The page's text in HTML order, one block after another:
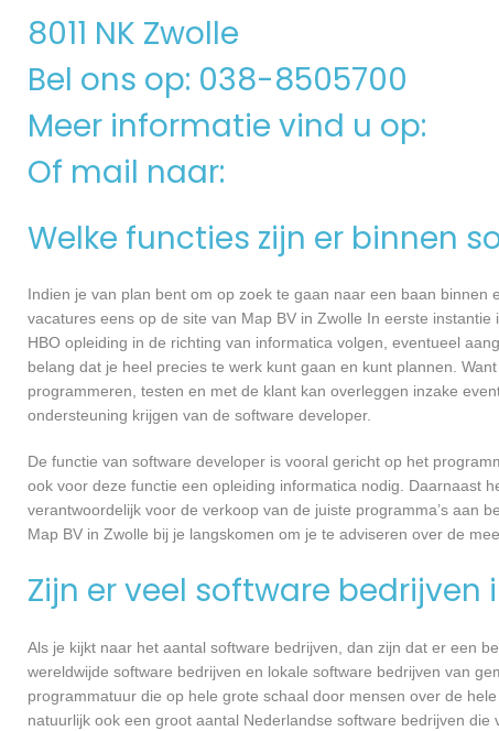
8011 NK Zwolle
Bel ons op: 038-8505700
Meer informatie vind u op:
Of mail naar:
Welke functies zijn er binnen
Indien je van plan bent om op zoek te gaan naar een baan
vacatures eens op de site van Map BV in Zwolle In eerste
HBO opleiding in de richting van informatica volgen, eventueel
belang dat je heel precies te werk kunt gaan en kunt plannen.
programmeren, testen en met de klant kan overleggen inzake
ondersteuning krijgen van de software developer.
De functie van software developer is vooral gericht op het
ook voor deze functie een opleiding informatica nodig. Daarnaast
verantwoordelijk voor de verkoop van de juiste programma’s aan
Map BV in Zwolle bij je langskomen om je te adviseren over de
Zijn er veel software bedrijven
Als je kijkt naar het aantal software bedrijven, dan zijn dat er een
wereldwijde software bedrijven en lokale software bedrijven van
programmatuur die op hele grote schaal door mensen over de
natuurlijk ook een groot aantal Nederlandse software bedrijven